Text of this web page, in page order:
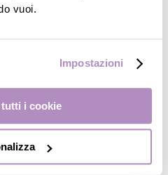
vuoi.
Impostazioni
i cookie